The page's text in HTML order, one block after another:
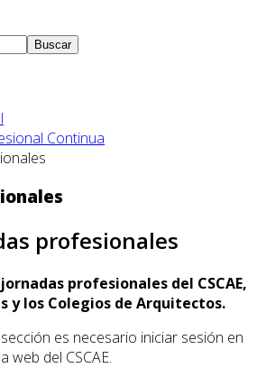
Buscar
Continua
profesionales
profesionales del CSCAE,
y los Colegios de Arquitectos.
es necesario iniciar sesión en
la web del CSCAE.